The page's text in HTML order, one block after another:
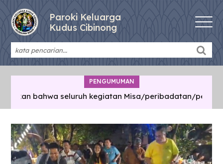
Paroki Keluarga
Kudus Cibinong
PENGUMUMAN
seluruh kegiatan Misa/peribadatan/pertemuan di